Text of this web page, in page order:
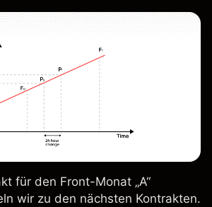
für den Front-Monat „A“
wir zu den nächsten Kontrakten.